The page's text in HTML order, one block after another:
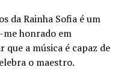
da Rainha Sofia é um
honrado em
a música é capaz de
o maestro.